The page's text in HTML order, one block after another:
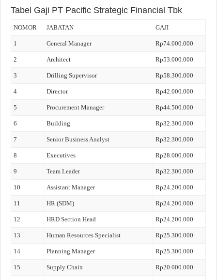
Tabel Gaji PT Pacific Strategic Financial Tbk
NOMOR JABATAN GAJI
1 General Manager Rp74.000.000
2 Architect Rp53.000.000
3 Drilling Supervisor Rp58.300.000
4 Director Rp42.000.000
5 Procurement Manager Rp44.500.000
6 Building Rp32.300.000
7 Senior Business Analyst Rp32.300.000
8 Executives Rp28.000.000
9 Team Leader Rp32.300.000
10 Assistant Manager Rp24.200.000
11 HR (SDM) Rp24.200.000
12 HRD Section Head Rp24.200.000
13 Human Resources Specialist Rp25.300.000
14 Planning Manager Rp25.300.000
15 Supply Chain Rp20.000.000